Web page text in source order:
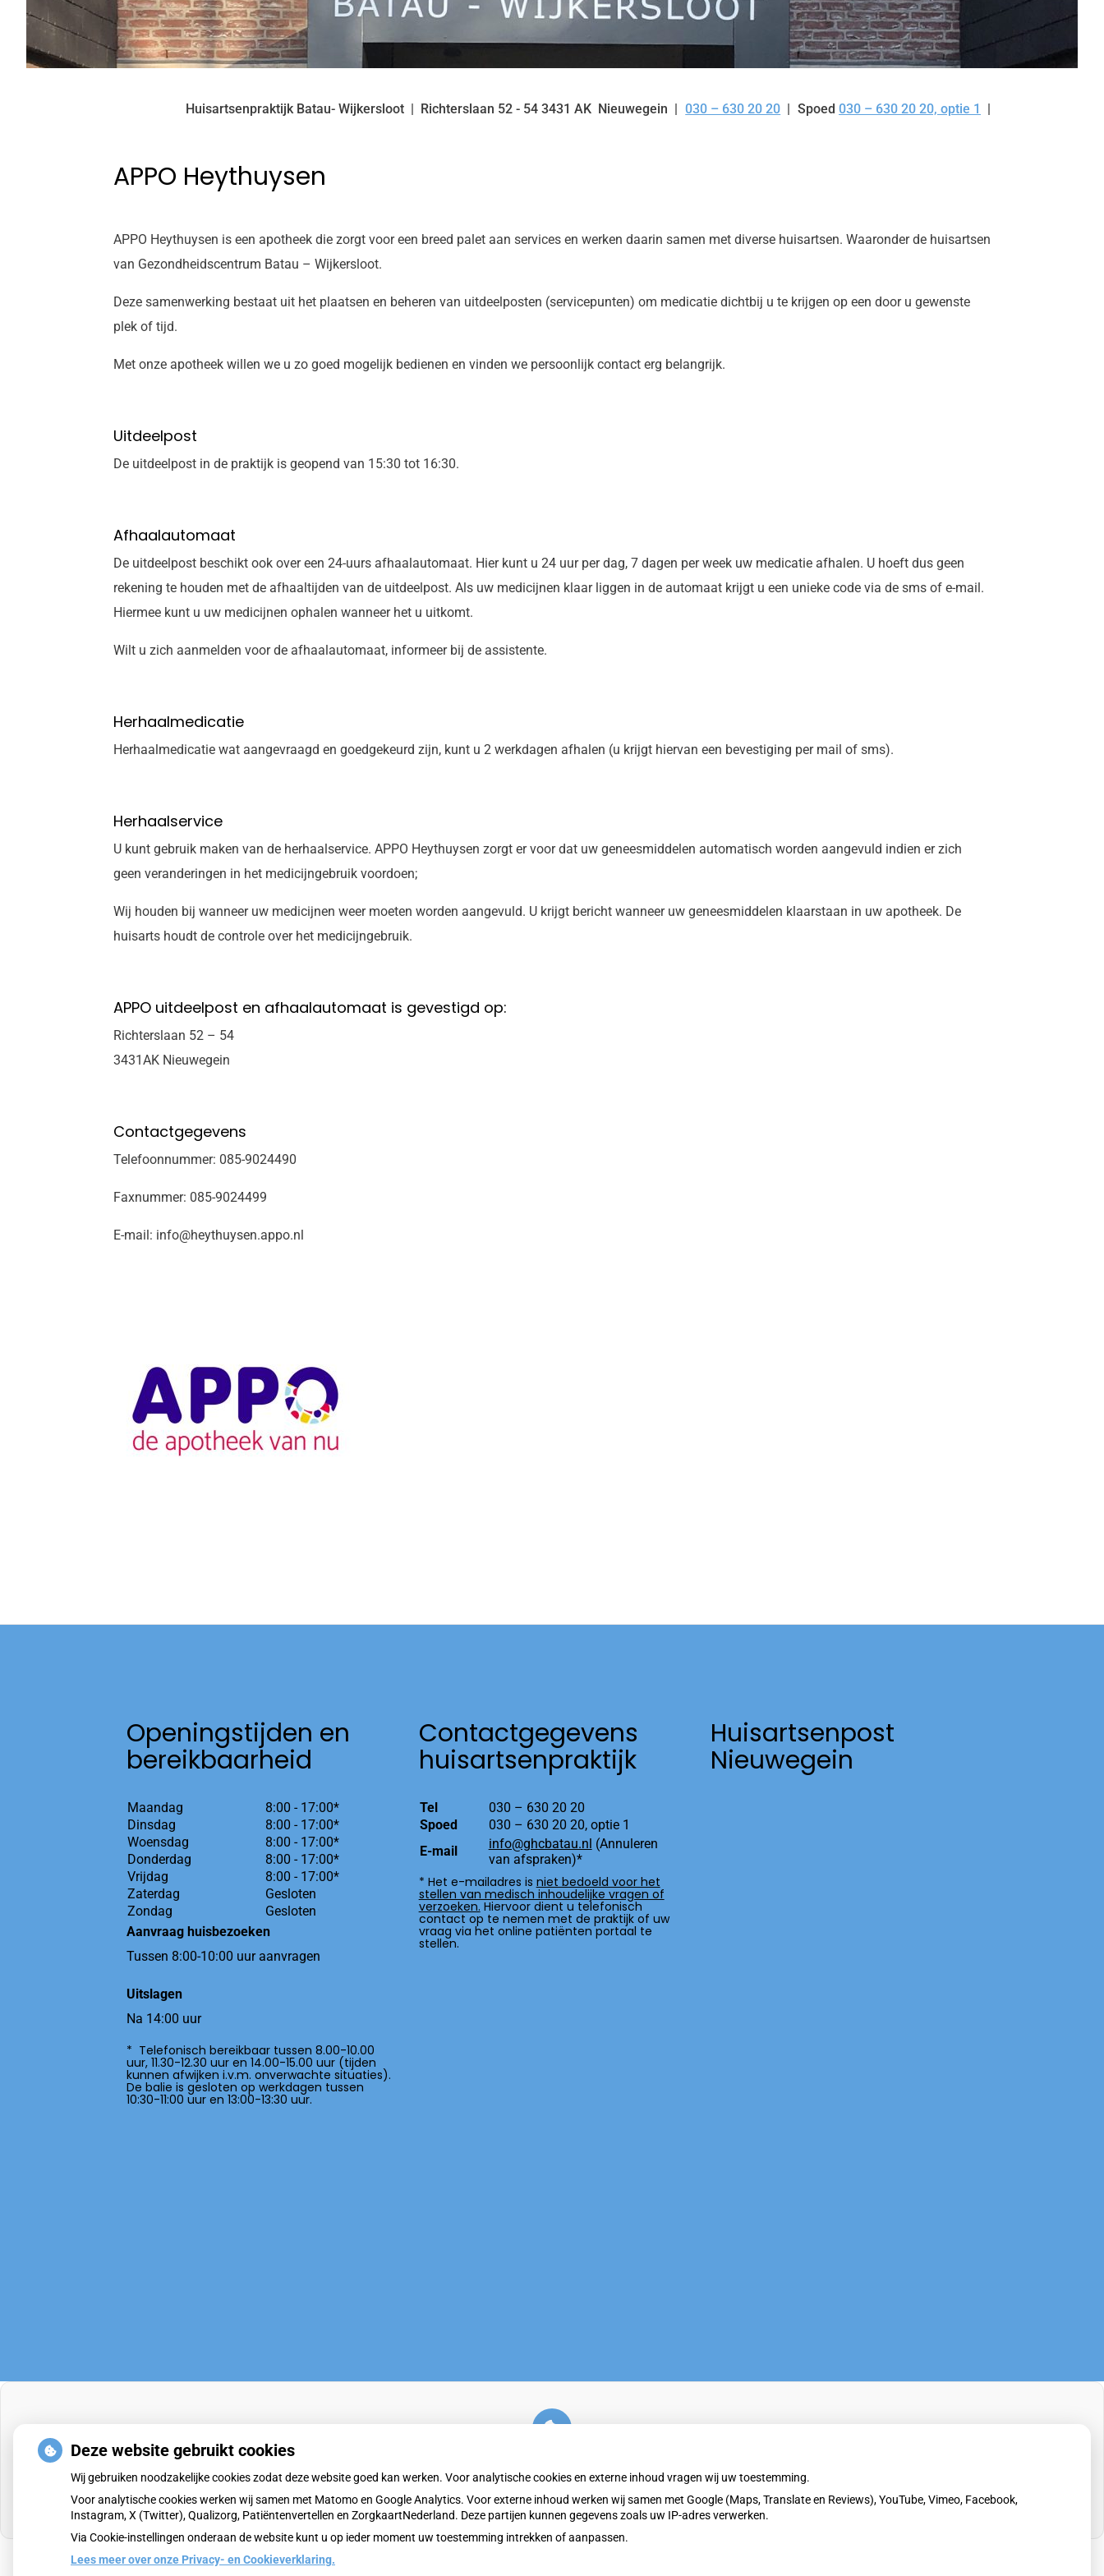
Huisartsenpraktijk Batau- Wijkersloot Richterslaan 52 - 54 3431 AK Nieuwegein Tel:
030 – 630 20 20 Spoed 030 – 630 20 20, optie 1
APPO Heythuysen
APPO Heythuysen is een apotheek die zorgt voor een breed palet aan services en werken daarin samen met diverse huisartsen. Waaronder de huisartsen
van Gezondheidscentrum Batau – Wijkersloot.
Deze samenwerking bestaat uit het plaatsen en beheren van uitdeelposten (servicepunten) om medicatie dichtbij u te krijgen op een door u gewenste
plek of tijd.
Met onze apotheek willen we u zo goed mogelijk bedienen en vinden we persoonlijk contact erg belangrijk.
Uitdeelpost
De uitdeelpost in de praktijk is geopend van 15:30 tot 16:30.
Afhaalautomaat
De uitdeelpost beschikt ook over een 24-uurs afhaalautomaat. Hier kunt u 24 uur per dag, 7 dagen per week uw medicatie afhalen. U hoeft dus geen
rekening te houden met de afhaaltijden van de uitdeelpost. Als uw medicijnen klaar liggen in de automaat krijgt u een unieke code via de sms of e-mail.
Hiermee kunt u uw medicijnen ophalen wanneer het u uitkomt.
Wilt u zich aanmelden voor de afhaalautomaat, informeer bij de assistente.
Herhaalmedicatie
Herhaalmedicatie wat aangevraagd en goedgekeurd zijn, kunt u 2 werkdagen afhalen (u krijgt hiervan een bevestiging per mail of sms).
Herhaalservice
U kunt gebruik maken van de herhaalservice. APPO Heythuysen zorgt er voor dat uw geneesmiddelen automatisch worden aangevuld indien er zich
geen veranderingen in het medicijngebruik voordoen;
Wij houden bij wanneer uw medicijnen weer moeten worden aangevuld. U krijgt bericht wanneer uw geneesmiddelen klaarstaan in uw apotheek. De
huisarts houdt de controle over het medicijngebruik.
APPO uitdeelpost en afhaalautomaat is gevestigd op:
Richterslaan 52 – 54
3431AK Nieuwegein
Contactgegevens
Telefoonnummer: 085-9024490
Faxnummer: 085-9024499
E-mail: info@heythuysen.appo.nl
Openingstijden en
bereikbaarheid
Maandag
8:00 - 17:00*
Dinsdag
8:00 - 17:00*
Woensdag
8:00 - 17:00*
Donderdag
8:00 - 17:00*
Vrijdag
8:00 - 17:00*
Zaterdag
Gesloten
Zondag
Gesloten
Aanvraag huisbezoeken
Tussen 8:00-10:00 uur aanvragen
Uitslagen
Na 14:00 uur
* Telefonisch bereikbaar tussen 8.00-10.00
uur, 11.30-12.30 uur en 14.00-15.00 uur (tijden
kunnen afwijken i.v.m. onverwachte situaties).
De balie is gesloten op werkdagen tussen
10:30-11:00 uur en 13:00-13:30 uur.
Contactgegevens
huisartsenpraktijk
Tel
030 – 630 20 20
Spoed
030 – 630 20 20, optie 1
E-mail
info@ghcbatau.nl (Annuleren
van afspraken)*
* Het e-mailadres is niet bedoeld voor het
stellen van medisch inhoudelijke vragen of
verzoeken. Hiervoor dient u telefonisch
contact op te nemen met de praktijk of uw
vraag via het online patiënten portaal te
stellen.
Huisartsenpost
Nieuwegein
externe inhoud
die nodig is om dit te zien.
Cookie-instellingen wijzigen
Deze website gebruikt cookies
Wij gebruiken noodzakelijke cookies zodat deze website goed kan werken. Voor analytische cookies en externe inhoud vragen wij uw toestemming.
Voor analytische cookies werken wij samen met Matomo en Google Analytics. Voor externe inhoud werken wij samen met Google (Maps, Translate en Reviews), YouTube, Vimeo, Facebook,
Instagram, X (Twitter), Qualizorg, Patiëntenvertellen en ZorgkaartNederland. Deze partijen kunnen gegevens zoals uw IP-adres verwerken.
Via Cookie-instellingen onderaan de website kunt u op ieder moment uw toestemming intrekken of aanpassen.
Lees meer over onze Privacy- en Cookieverklaring.